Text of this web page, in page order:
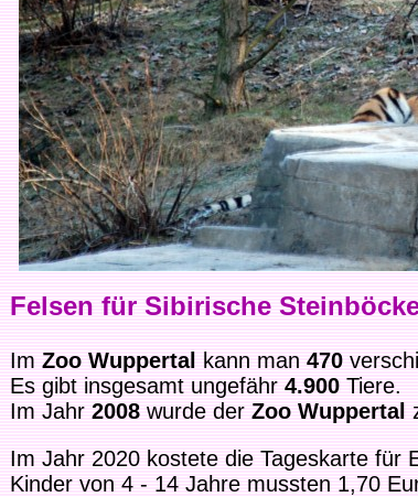
Felsen für Sibirische
ImZoo Wuppertalkann man470
Es gibt insgesamt ungefähr4.900Tiere.
Im Jahr2008wurde derZoo Wuppertal
Im Jahr 2020 kostete die Tageskarte für
Kinder von 4 - 14 Jahre mussten 1,70